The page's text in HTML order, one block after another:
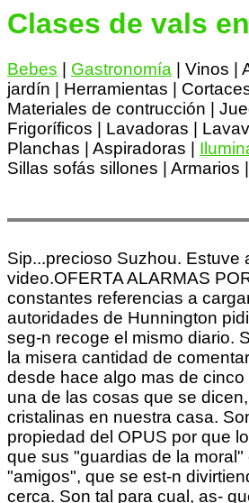
Clases de vals
Bebes Gastronomía | Vinos |
jardín | Herramientas |
Materiales de contrucción |
Frigoríficos | Lavadoras |
Planchas | Aspiradoras |
Sillas sofás sillones | Armarios
Sip...precioso Suzhou. Estuve
video.OFERTA ALARMAS
constantes referencias a
autoridades de Hunnington
seg-n recoge el mismo diario.
la misera cantidad de
desde hace algo mas de
una de las cosas que se
cristalinas en nuestra casa.
propiedad del OPUS por que
que sus "guardias de la
"amigos", que se est-n
cerca. Son tal para cual, as-